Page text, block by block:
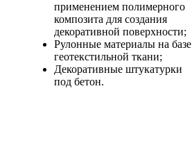
применением полимерного
композита для создания
декоративной поверхности;
Рулонные материалы на базе
геотекстильной ткани;
Декоративные штукатурки
под бетон.